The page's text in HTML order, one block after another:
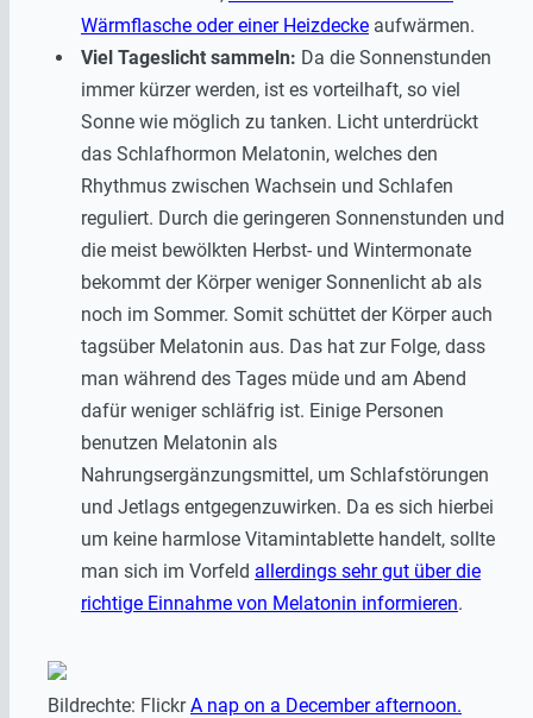
Wärmflasche oder einer Heizdecke aufwärmen.
Viel Tageslicht sammeln: Da die Sonnenstunden
immer kürzer werden, ist es vorteilhaft, so viel
Sonne wie möglich zu tanken. Licht unterdrückt
das Schlafhormon Melatonin, welches den
Rhythmus zwischen Wachsein und Schlafen
reguliert. Durch die geringeren Sonnenstunden und
die meist bewölkten Herbst- und Wintermonate
bekommt der Körper weniger Sonnenlicht ab als
noch im Sommer. Somit schüttet der Körper auch
tagsüber Melatonin aus. Das hat zur Folge, dass
man während des Tages müde und am Abend
dafür weniger schläfrig ist. Einige Personen
benutzen Melatonin als
Nahrungsergänzungsmittel, um Schlafstörungen
und Jetlags entgegenzuwirken. Da es sich hierbei
um keine harmlose Vitamintablette handelt, sollte
man sich im Vorfeld allerdings sehr gut über die
richtige Einnahme von Melatonin informieren.
Bildrechte: FlickrA nap on a December afternoon.